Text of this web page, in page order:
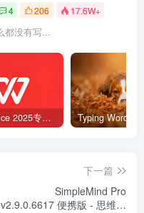
4 206 17.6W+
都没有写...
WPS Office 2025专业版 v12.1.0.23542 v2 永久激活版
下一篇
SimpleMind Pro
v2.9.0.6617 便携版 - 思维导